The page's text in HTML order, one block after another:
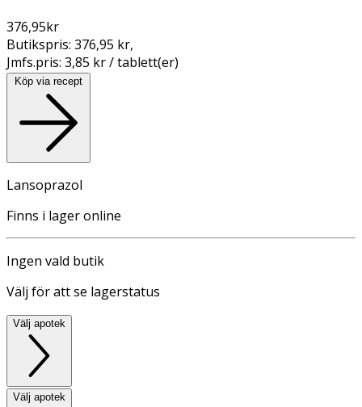
376,95kr
Butikspris: 376,95 kr,
Jmfs.pris: 3,85 kr / tablett(er)
Köp via recept
Lansoprazol
Finns i lager online
Ingen vald butik
Välj för att se lagerstatus
Välj apotek
Välj apotek